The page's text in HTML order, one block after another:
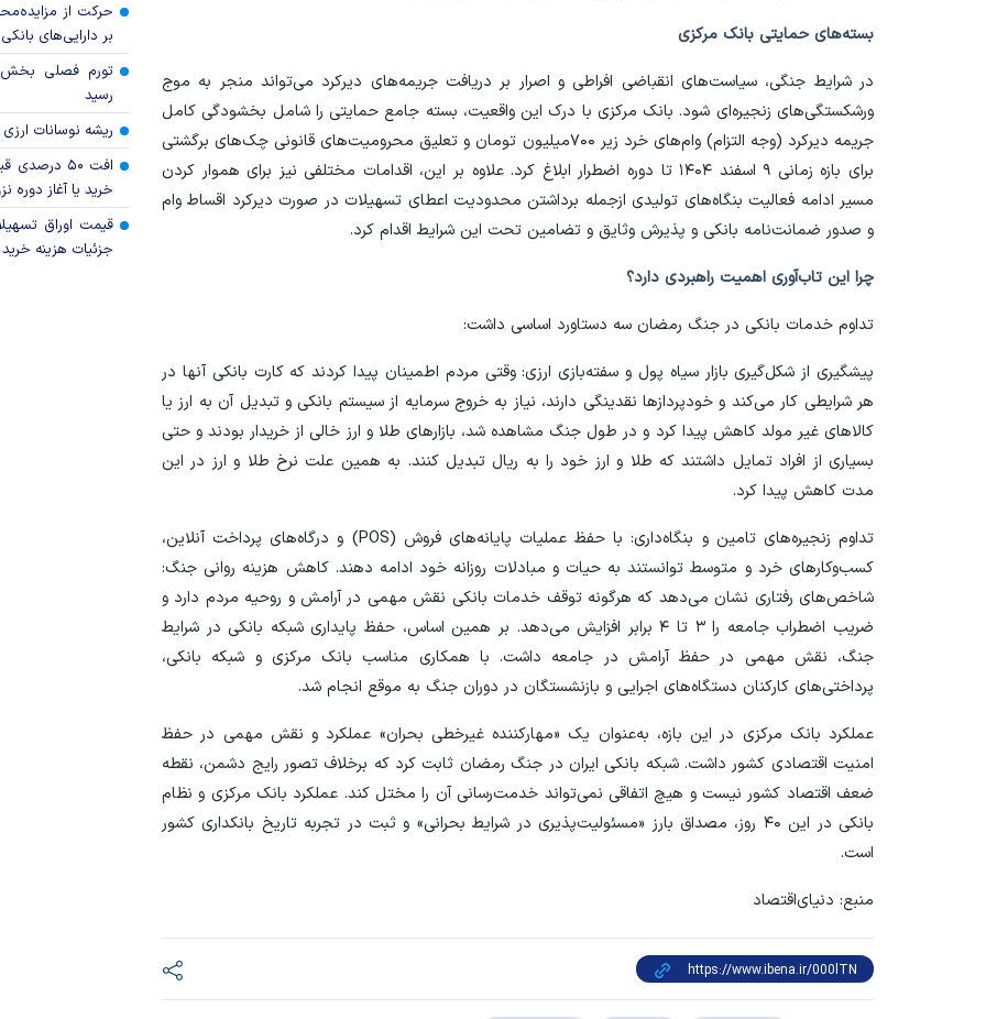
بسته‌های حمایتی بانک مرکزی
در شرایط جنگی، سیاست‌های انقباضی افراطی و اصرار بر دریافت جریمه‌های دیرکرد می‌تواند منجر به موج
ورشکستگی‌های زنجیره‌ای شود. بانک مرکزی با درک این واقعیت، بسته جامع حمایتی را شامل بخشودگی کامل
جریمه دیرکرد (وجه التزام) وام‌های خرد زیر ۷۰۰‌میلیون تومان و تعلیق محرومیت‌های قانونی چک‌های برگشتی
برای بازه زمانی ۹ اسفند ۱۴۰۴ تا دوره اضطرار ابلاغ کرد. علاوه بر این، اقدامات مختلفی نیز برای هموار کردن
مسیر ادامه فعالیت بنگاه‌های تولیدی ازجمله برداشتن محدودیت اعطای تسهیلات در صورت دیرکرد اقساط وام
و صدور ضمانت‌نامه بانکی و پذیرش وثایق و تضامین تحت این شرایط اقدام کرد.
چرا این تاب‌آوری اهمیت راهبردی دارد؟
تداوم خدمات بانکی در جنگ رمضان سه دستاورد اساسی داشت:
پیشگیری از شکل‌گیری بازار سیاه پول و سفته‌بازی ارزی: وقتی مردم اطمینان پیدا کردند که کارت بانکی آنها در
هر شرایطی کار می‌کند و خودپرداز‌ها نقدینگی دارند، نیاز به خروج سرمایه از سیستم بانکی و تبدیل آن به ارز یا
کالا‌های غیر مولد کاهش پیدا کرد و در طول جنگ مشاهده شد، بازار‌های طلا و ارز خالی از خریدار بودند و حتی
بسیاری از افراد تمایل داشتند که طلا و ارز خود را به ریال تبدیل کنند. به همین علت نرخ طلا و ارز در این
مدت کاهش پیدا کرد.
تداوم زنجیره‌های تامین و بنگاه‌داری: با حفظ عملیات پایانه‌های فروش (POS) و درگاه‌های پرداخت آنلاین،
کسب‌و‌کار‌های خرد و متوسط توانستند به حیات و مبادلات روزانه خود ادامه دهند. کاهش هزینه روانی جنگ:
شاخص‌های رفتاری نشان می‌دهد که هرگونه توقف خدمات بانکی نقش مهمی در آرامش و روحیه مردم دارد و
ضریب اضطراب جامعه را ۳ تا ۴ برابر افزایش می‌دهد. بر همین اساس، حفظ پایداری شبکه بانکی در شرایط
جنگ، نقش مهمی در حفظ آرامش در جامعه داشت. با همکاری مناسب بانک مرکزی و شبکه بانکی،
پرداختی‌های کارکنان دستگاه‌های اجرایی و بازنشستگان در دوران جنگ به موقع انجام شد.
عملکرد بانک مرکزی در این بازه، به‌عنوان یک «مهارکننده غیرخطی بحران» عملکرد و نقش مهمی در حفظ
امنیت اقتصادی کشور داشت. شبکه بانکی ایران در جنگ رمضان ثابت کرد که برخلاف تصور رایج دشمن، نقطه
ضعف اقتصاد کشور نیست و هیچ اتفاقی نمی‌تواند خدمت‌رسانی آن را مختل کند. عملکرد بانک مرکزی و نظام
بانکی در این ۴۰ روز، مصداق بارز «مسئولیت‌پذیری در شرایط بحرانی» و ثبت در تجربه تاریخ بانکداری کشور
است.
منبع: دنیای‌اقتصاد
حرکت از
بر دارایی‌های بانکی
رسید
ریشه نوسانات
افت ۵۰
خرید یا آغاز دوره
قیمت اوراق
جزئیات هزینه